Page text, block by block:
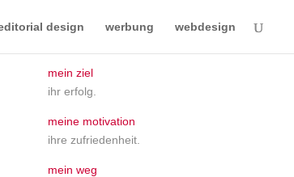
design werbung webdesign
mein ziel
ihr erfolg.
meine motivation
ihre zufriedenheit.
mein weg